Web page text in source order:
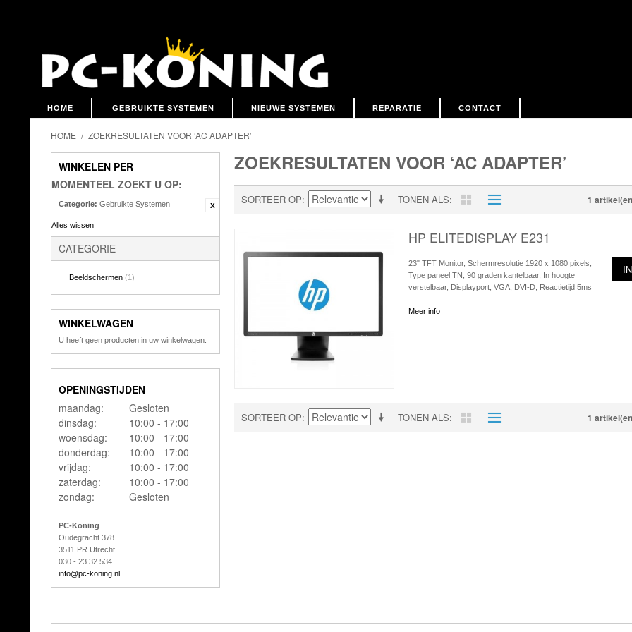
HOME GEBRUIKTE SYSTEMEN NIEUWE SYSTEMEN REPARATIE CONTACT
HOME / ZOEKRESULTATEN VOOR ‘AC ADAPTER’
WINKELEN PER
MOMENTEEL ZOEKT U OP:
Categorie: Gebruikte Systemen
Alles wissen
CATEGORIE
Beeldschermen (1)
ZOEKRESULTATEN VOOR ‘AC ADAPTER’
TONEN ALS
SORTEER OP 1
HP ELITEDISPLAY E231
23" TFT Monitor, Schermresolutie 1920 x 1080 pixels,
Type paneel TN, 90 graden kantelbaar, In hoogte
verstelbaar, Displayport, VGA, DVI-D, Reactietijd 5ms
Meer info
TONEN ALS
SORTEER OP 1
WINKELWAGEN
U heeft geen producten in uw winkelwagen.
OPENINGSTIJDEN
maandag:
dinsdag:
woensdag:
donderdag:
vrijdag:
zaterdag:
zondag:
Gesloten
10:00 - 17:00
10:00 - 17:00
10:00 - 17:00
10:00 - 17:00
10:00 - 17:00
Gesloten
PC-Koning
Oudegracht 378
3511 PR Utrecht
030 - 23 32 534
info@pc-koning.nl